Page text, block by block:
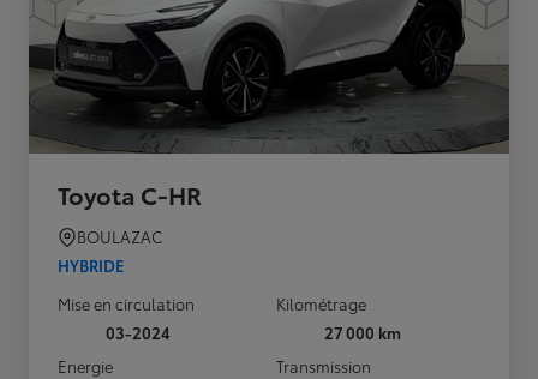
Toyota C-HR
BOULAZAC
HYBRIDE
Mise en circulation
03-2024
Kilométrage
27 000 km
Energie
Transmission